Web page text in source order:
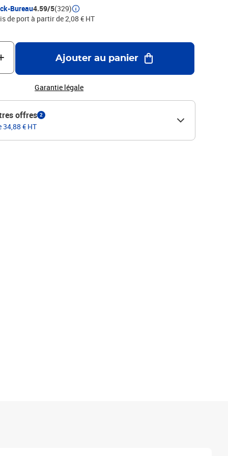
Bureau4.59/5(329)
de port à partir de 2,08 € HT
Ajouter au panier
Garantie légale
offres 2
34,88 € HT